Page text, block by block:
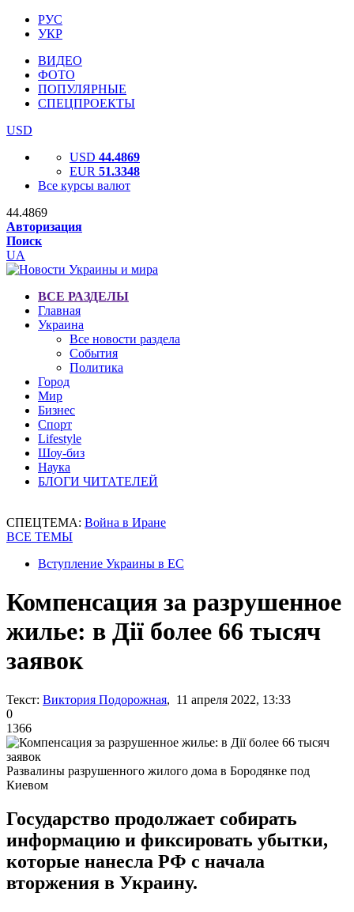
РУС
УКР
ВИДЕО
ФОТО
ПОПУЛЯРНЫЕ
СПЕЦПРОЕКТЫ
USD
USD 44.4869
EUR 51.3348
Все курсы валют
44.4869
Авторизация
Поиск
UA
ВСЕ РАЗДЕЛЫ
Главная
Украина
Все новости раздела
События
Политика
Город
Мир
Бизнес
Спорт
Lifestyle
Шоу-биз
Наука
БЛОГИ ЧИТАТЕЛЕЙ
СПЕЦТЕМА: Война в Иране
ВСЕ ТЕМЫ
Вступление Украины в ЕС
Компенсация за разрушенное
жилье: в Дії более 66 тысяч
заявок
Текст: Виктория Подорожная, 11 апреля 2022, 13:33
0
1366
Развалины разрушенного жилого дома в Бородянке под
Киевом
Государство продолжает собирать
информацию и фиксировать убытки,
которые нанесла РФ с начала
вторжения в Украину.